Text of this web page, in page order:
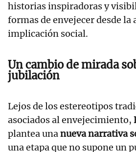
historias inspiradoras y
formas de envejecer desde la
implicación social.
Un cambio de mirada
jubilación
Lejos de los estereotipos
asociados al envejecimiento,
plantea unanueva narrativa
una etapa que no supone un